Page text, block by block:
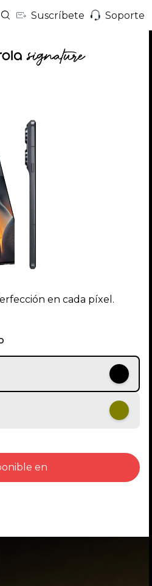
Suscríbete Soporte
en cada píxel.
en